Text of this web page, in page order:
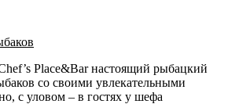
Place&Bar настоящий рыбацкий
со своими увлекательными
с уловом – в гостях у шефа